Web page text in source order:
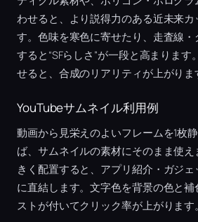
わせると、より説得力のある近未来カ
す。色味を寒色に寄せたり、走査線・
すると“SFらしさ”が一段と高まりま
せると、合成のリアリティが上がりま
YouTubeサムネイル利用例
動画から見栄えのよいフレームを1枚
ば、サムネイルの素材にそのまま使
きく配置すると、アプリ紹介・ガジ
に直結します。文字色を背景の色と
ストが付いてクリック率が上がります。